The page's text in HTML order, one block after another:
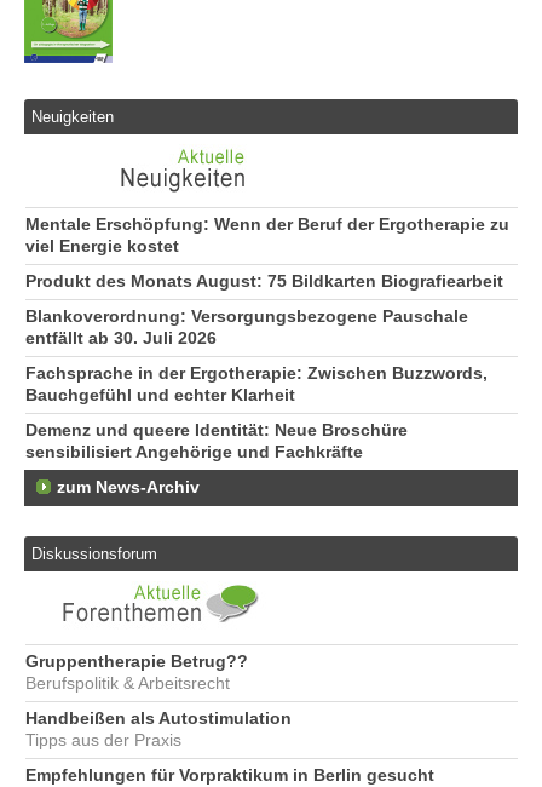
Neuigkeiten
Mentale Erschöpfung: Wenn der Beruf der Ergotherapie zu
viel Energie kostet
Produkt des Monats August: 75 Bildkarten Biografiearbeit
Blankoverordnung: Versorgungsbezogene Pauschale
entfällt ab 30. Juli 2026
Fachsprache in der Ergotherapie: Zwischen Buzzwords,
Bauchgefühl und echter Klarheit
Demenz und queere Identität: Neue Broschüre
sensibilisiert Angehörige und Fachkräfte
zum News-Archiv
Diskussionsforum
Gruppentherapie Betrug??
Berufspolitik & Arbeitsrecht
Handbeißen als Autostimulation
Tipps aus der Praxis
Empfehlungen für Vorpraktikum in Berlin gesucht